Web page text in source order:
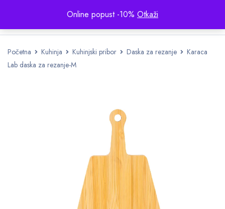
Online popust -10% Otkaži
Početna Kuhinja Kuhinjski pribor Daska za rezanje
Karaca
Lab daska za rezanje-M